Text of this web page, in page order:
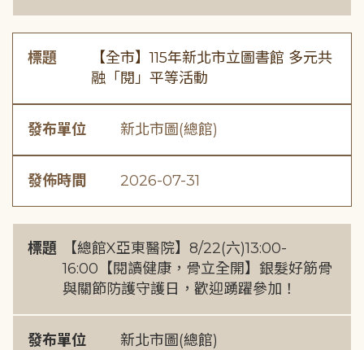
標題
【全市】115年新北市立圖書館 多元共
融「閱」平等活動
發布單位 新北市圖(總館)
發佈時間 2026-07-31
標題
【總館X亞東醫院】8/22(六)13:00-
16:00【閱讀健康，骨立全開】銀髮好筋骨
與關節防護守護日，歡迎踴躍參加！
發布單位 新北市圖(總館)